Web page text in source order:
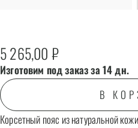
5 265,00₽
Изготовим под заказ за 14 дн.
В
Корсетный пояс из натуральной